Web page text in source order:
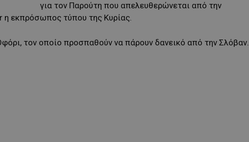
για τον Παρούτη που απελευθερώνεται από την
εκπρόσωπος τύπου της Κυρίας.
τον οποίο προσπαθούν να πάρουν δανεικό από την Σλόβαν.